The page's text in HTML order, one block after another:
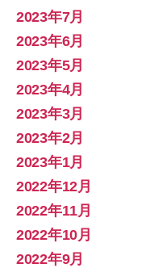
2023年7月
2023年6月
2023年5月
2023年4月
2023年3月
2023年2月
2023年1月
2022年12月
2022年11月
2022年10月
2022年9月